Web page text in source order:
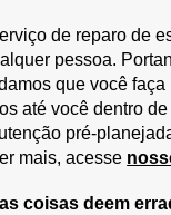
de reparo de
pessoa.
que você
até você dentro
pré-
mais, acesse
coisas deem